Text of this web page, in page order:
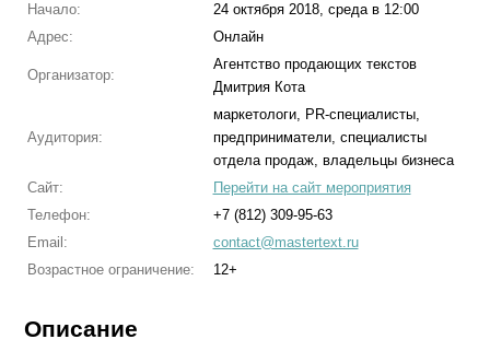
Начало:
24 октября 2018, среда в 12:00
Адрес:
Онлайн
Организатор:
Агентство продающих текстов
Дмитрия Кота
Аудитория:
маркетологи, PR-специалисты,
предприниматели, специалисты
отдела продаж, владельцы бизнеса
Сайт:
Перейти на сайт мероприятия
Телефон:
+7 (812) 309-95-63
Email:
contact@mastertext.ru
Возрастное ограничение:
12+
Описание